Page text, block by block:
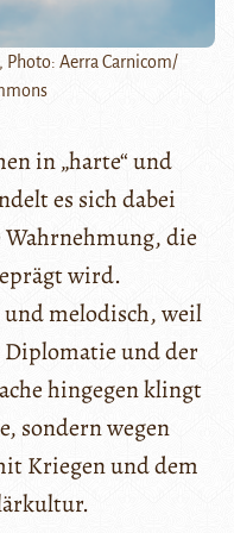
Photo: Aerra Carnicom/
in „harte“ und
es sich dabei
die
wird.
melodisch, weil
Diplomatie und der
hingegen klingt
sondern wegen
Kriegen und dem